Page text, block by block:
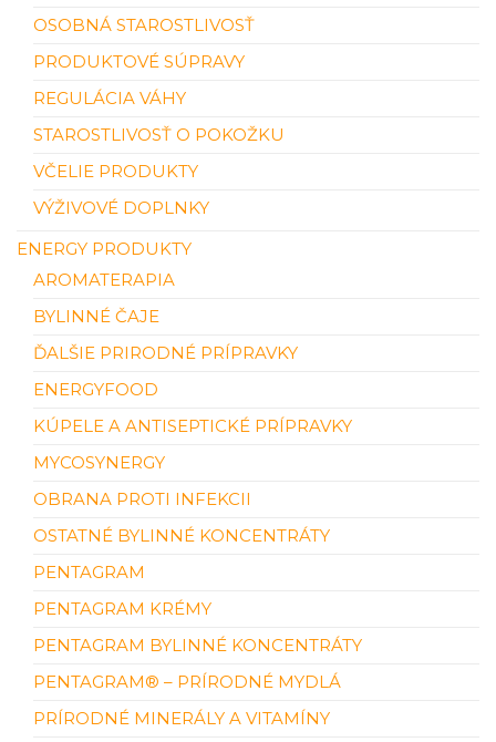
OSOBNÁ STAROSTLIVOSŤ
PRODUKTOVÉ SÚPRAVY
REGULÁCIA VÁHY
STAROSTLIVOSŤ O POKOŽKU
VČELIE PRODUKTY
VÝŽIVOVÉ DOPLNKY
ENERGY PRODUKTY
AROMATERAPIA
BYLINNÉ ČAJE
ĎALŠIE PRIRODNÉ PRÍPRAVKY
ENERGYFOOD
KÚPELE A ANTISEPTICKÉ PRÍPRAVKY
MYCOSYNERGY
OBRANA PROTI INFEKCII
OSTATNÉ BYLINNÉ KONCENTRÁTY
PENTAGRAM
PENTAGRAM KRÉMY
PENTAGRAM BYLINNÉ KONCENTRÁTY
PENTAGRAM® – PRÍRODNÉ MYDLÁ
PRÍRODNÉ MINERÁLY A VITAMÍNY